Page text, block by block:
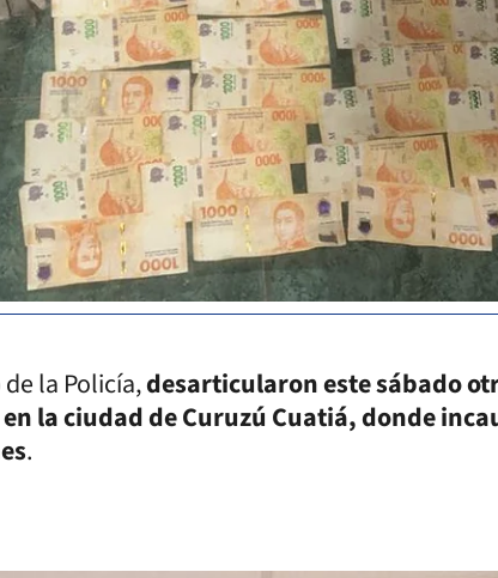
la Policía,desarticularon este sábado
la ciudad de Curuzú Cuatiá, donde
.